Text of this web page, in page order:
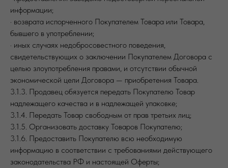
информации;
· возврата испорченного Покупателем Товара или Товара,
бывшего в употреблении;
· иных случаях недобросовестного поведения,
свидетельствующих о заключении Покупателем Договора с
целью злоупотребления правами, и отсутствии обычной
экономической цели Договора — приобретения Товара.
3.1.3. Продавец обязуется передать Покупателю Товар
надлежащего качества и в надлежащей упаковке;
3.1.4. Передать Товар свободным от прав третьих лиц;
3.1.5. Организовать доставку Товаров Покупателю;
3.1.6. Предоставить Покупателю всю необходимую
информацию в соответствии с требованиями действующего
законодательства РФ и настоящей Оферты;